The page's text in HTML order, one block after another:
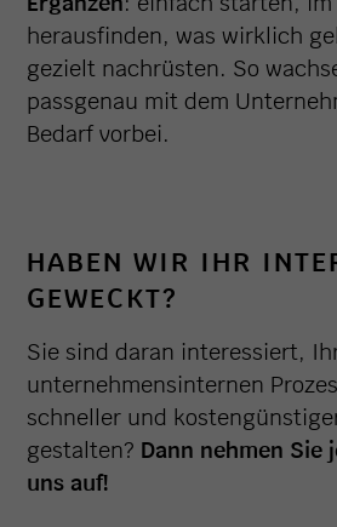
herausfinden, was wirklich
gezielt nachrüsten. So
passgenau mit dem
Bedarf vorbei.
HABEN WIR IHR
GEWECKT?
Sie sind daran interessiert,
unternehmensinternen
schneller und
gestalten? Dann nehmen Sie
uns auf!